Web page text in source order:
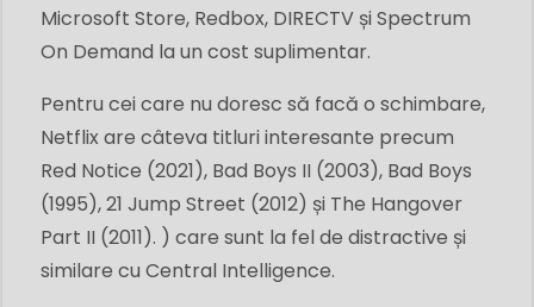
Microsoft Store, Redbox, DIRECTV și Spectrum
On Demand la un cost suplimentar.
Pentru cei care nu doresc să facă o schimbare,
Netflix are câteva titluri interesante precum
Red Notice (2021), Bad Boys II (2003), Bad Boys
(1995), 21 Jump Street (2012) și The Hangover
Part II (2011). ) care sunt la fel de distractive și
similare cu Central Intelligence.